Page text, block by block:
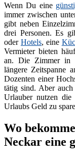
Wenn Du eine
immer zwischen
gibt neben
drei Personen. Es
oder Hotels, eine
Vermieter bieten
an. Die Zimmer in
längere Zeitspanne
Dozenten einer
tätig sind. Aber
Urlauber nutzen
Urlaubs Geld zu
Wo
Neckar eine